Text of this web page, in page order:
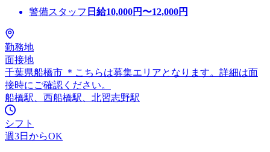
警備スタッフ 日給10,000円〜12,000円
勤務地
面接地
千葉県船橋市 ＊こちらは募集エリアとなります。詳細は面
接時にご確認ください。
船橋駅、西船橋駅、北習志野駅
シフト
週3日からOK